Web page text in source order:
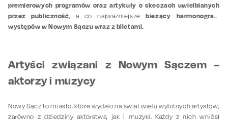
premierowych programów oraz artykuły o skeczach uwielbianych
przez publiczność, a co najważniejszebieżący harmonogram
występów w Nowym Sączu wraz z biletami.
Artyści związani z Nowym Sączem –
aktorzy i muzycy
Nowy Sącz to miasto, które wydało na świat wielu wybitnych artystów,
zarówno z dziedziny aktorstwa, jak i muzyki. Każdy z nich wniósł